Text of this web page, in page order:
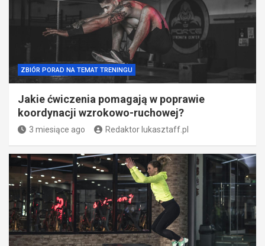
ZBIÓR PORAD NA TEMAT TRENINGU
Jakie ćwiczenia pomagają w poprawie
koordynacji wzrokowo-ruchowej?
3 miesiące ago Redaktor lukasztaff.pl